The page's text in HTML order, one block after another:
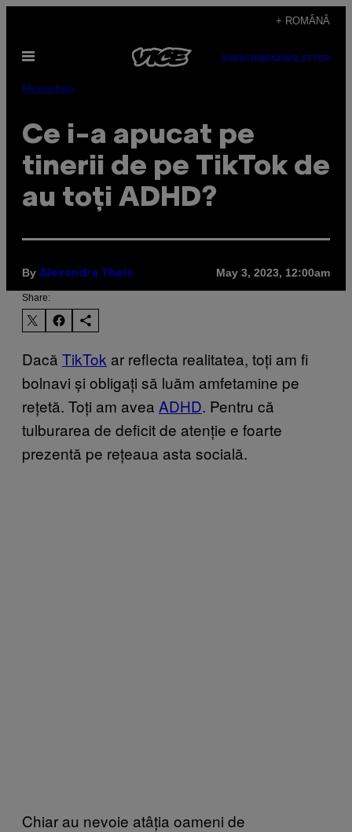
content
+ ROMÂNĂ
Open
SUBSCRIBENEWSLETTER
Menschen
Ce i-a apucat pe
tinerii de pe TikTok de
au toți ADHD?
By Alexandra Theis May 3, 2023, 12:00am
Share:
Dacă TikTok ar reflecta realitatea, toți am fi
bolnavi și obligați să luăm amfetamine pe
rețetă. Toți am avea ADHD. Pentru că
tulburarea de deficit de atenție e foarte
prezentă pe rețeaua asta socială.
Chiar au nevoie atâția oameni de